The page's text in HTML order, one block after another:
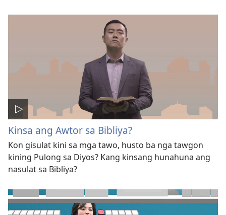
Kinsa ang Awtor sa Bibliya?
Kon gisulat kini sa mga tawo, husto ba nga tawgon
kining Pulong sa Diyos? Kang kinsang hunahuna ang
nasulat sa Bibliya?